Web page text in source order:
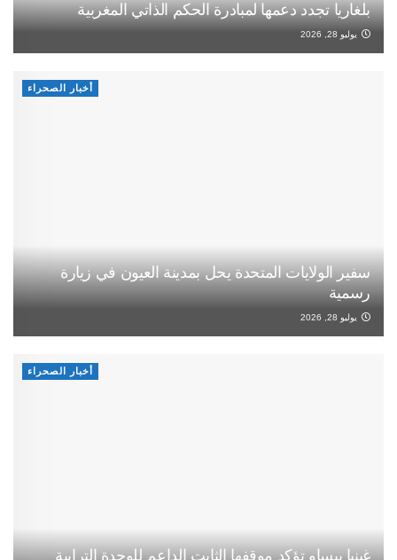
بلغاريا تجدد دعمها لمبادرة الحكم الذاتي المغربية
يوليو 28, 2026
أخبار الصحراء
سفير الولايات المتحدة يحل بمدينة العيون في زيارة
رسمية
يوليو 28, 2026
أخبار الصحراء
غينيا بيساو تؤكد موقفها الثابت الداعم للوحدة الترابية